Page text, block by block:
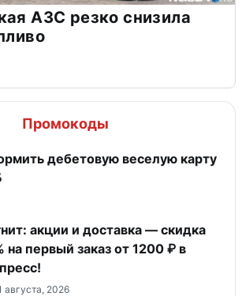
АЗС резко снизила
Промокоды
дебетовую веселую карту
акции и доставка — скидка
на первый заказ от 1200 ₽ в
августа, 2026